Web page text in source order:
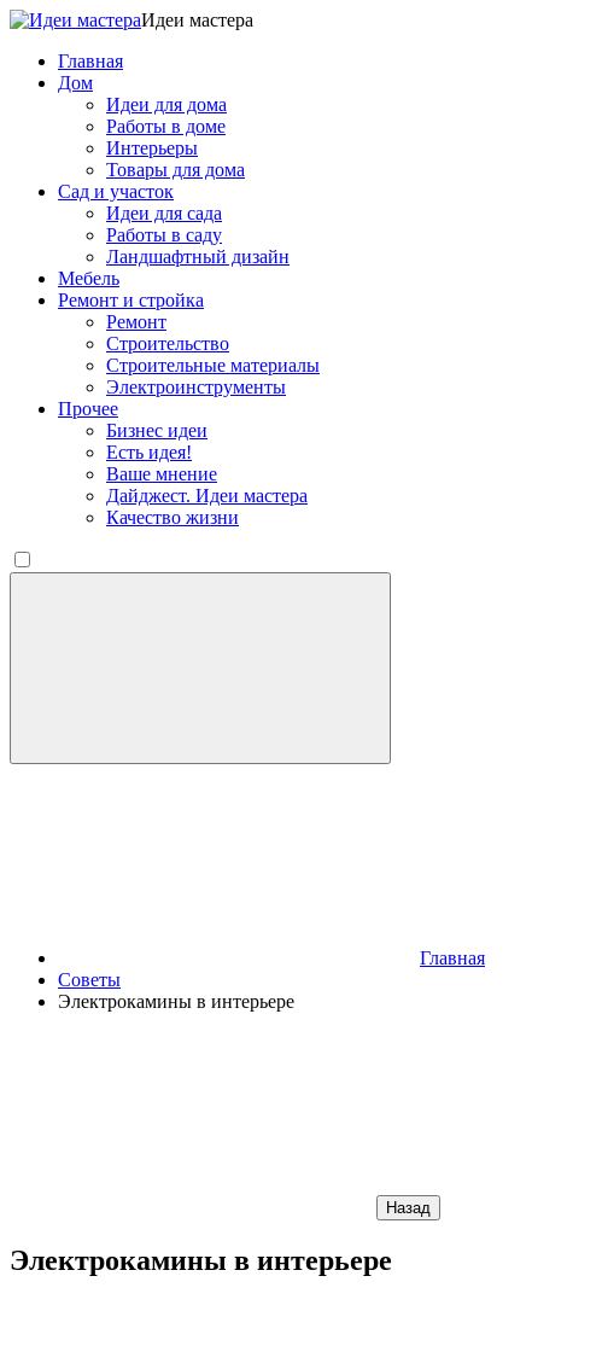
Идеи мастера
Главная
Дом
Идеи для дома
Работы в доме
Интерьеры
Товары для дома
Сад и участок
Идеи для сада
Работы в саду
Ландшафтный дизайн
Мебель
Ремонт и стройка
Ремонт
Строительство
Строительные материалы
Электроинструменты
Прочее
Бизнес идеи
Есть идея!
Ваше мнение
Дайджест. Идеи мастера
Качество жизни
Главная
Советы
Электрокамины в интерьере
Назад
Электрокамины в интерьере